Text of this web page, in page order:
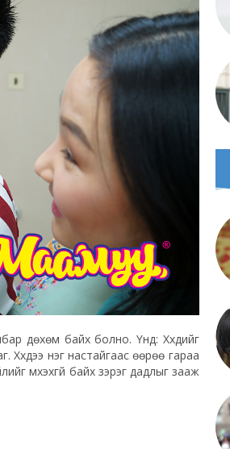
дөхөм байх болно. Үүнд: Хүүхдийг
Хүүхдээ нэг настайгаас өөрөө гараа
үмхэхгүй байх зэрэг дадлыг зааж